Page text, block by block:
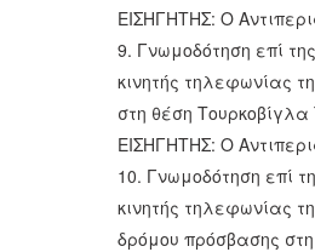
ΕΙΣΗΓΗΤΗΣ: Ο
9. Γνωμοδότηση επί
κινητής τηλεφωνίας
στη θέση
ΕΙΣΗΓΗΤΗΣ: Ο
10. Γνωμοδότηση επί
κινητής τηλεφωνίας
δρόμου πρόσβασης